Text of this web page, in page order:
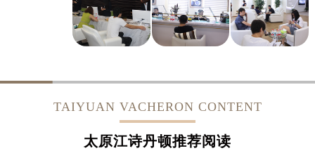
TAIYUAN VACHERON CONTENT
太原江诗丹顿推荐阅读